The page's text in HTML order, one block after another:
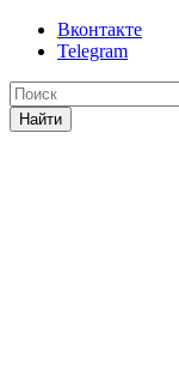
Вконтакте
Telegram
Найти